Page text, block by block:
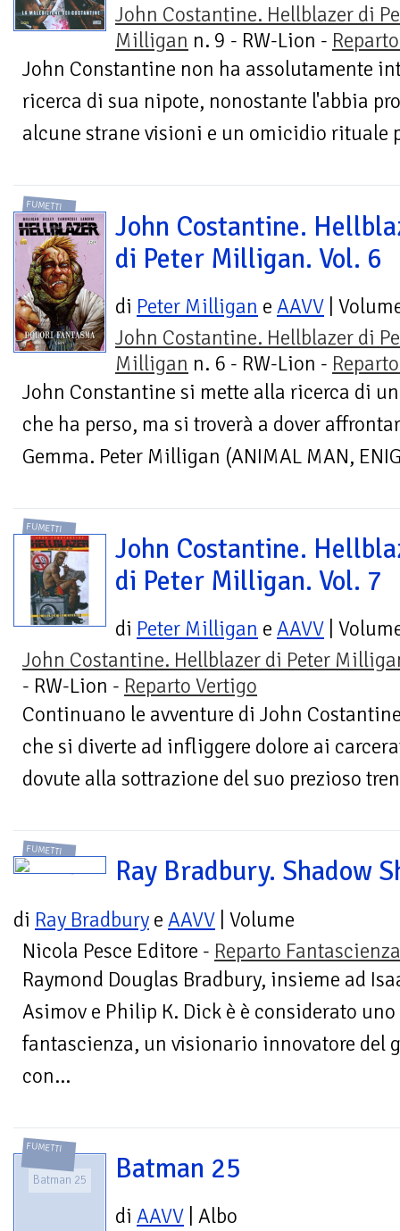
John Costantine. Hellblazer di
Milligan n. 9 - RW-Lion -
John Constantine non ha assolutamente
ricerca di sua nipote, nonostante l'abbia
alcune strane visioni e un omicidio rituale
FUMETTI
John Costantine.
di Peter Milligan. Vol. 6
di Peter Milligan e AAVV |
John Costantine. Hellblazer di
Milligan n. 6 - RW-Lion -
John Constantine si mette alla ricerca di
che ha perso, ma si troverà a dover
Gemma. Peter Milligan (ANIMAL MAN,
FUMETTI
John Costantine.
di Peter Milligan. Vol. 7
di Peter Milligan e AAVV |
John Costantine. Hellblazer di Peter
- RW-Lion - Reparto Vertigo
Continuano le avventure di John
che si diverte ad infliggere dolore ai
dovute alla sottrazione del suo prezioso
FUMETTI
Ray Bradbury. Shadow
di Ray Bradbury e AAVV | Volume
Nicola Pesce Editore - Reparto Fantascienza
Raymond Douglas Bradbury, insieme ad
Asimov e Philip K. Dick è è considerato
fantascienza, un visionario innovatore del
con...
FUMETTI
Batman 25 Batman 25
di AAVV | Albo